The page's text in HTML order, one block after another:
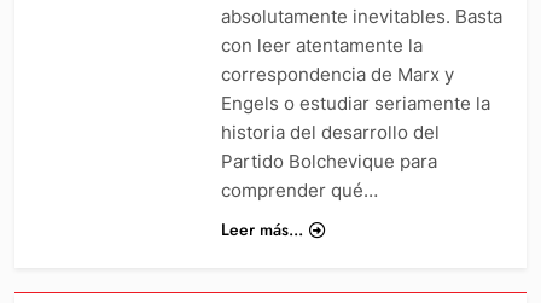
absolutamente inevitables. Basta
con leer atentamente la
correspondencia de Marx y
Engels o estudiar seriamente la
historia del desarrollo del
Partido Bolchevique para
comprender qué…
Leer más...